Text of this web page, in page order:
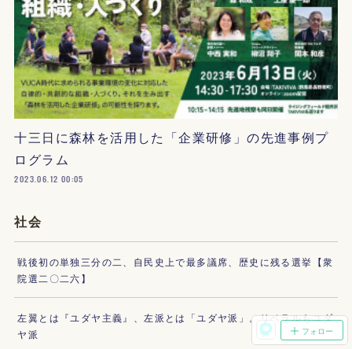
十三日に森林を活用した「企業研修」の先進事例プ
ログラム
2023.06.12 00:05
社会
戦後初の単独三分の二、自民史上で最多議席、歴史に残る選挙【衆
院選二〇二六】
左翼とは『ユダヤ主義』、左派とは「ユダヤ派」。リベラルもユダ
ヤ派
フォロー